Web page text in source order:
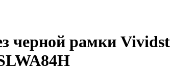
черной рамки